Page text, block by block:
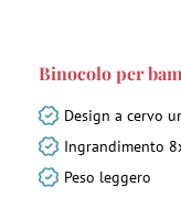
Binocolo per
Design a cervo
Ingrandimento
Peso leggero